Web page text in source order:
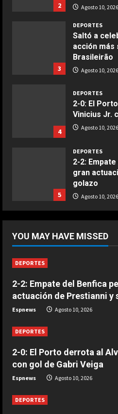
COCINA
aire
COCINA
Buñuelos
5
COCINA
Ternera
2 Agosto 10, 2026
3
DEPORTES
Saltó a
acción
Brasileirão
Agosto 10, 2026
4
DEPORTES
2-0: El
Vinicius Jr.
Agosto 10, 2026
5
DEPORTES
2-2:
gran
golazo
Agosto 10, 2026
doblegan al
Emirates
El Ajax de
estreno
como mejor
3
Saltó a
acción más
Brasileirão
YOU MAY HAVE MISSED
DEPORTES
2-2: Empate del Benfica
actuación de Prestianni y
Espnews Agosto 10, 2026
DEPORTES
2-0: El Porto derrota al
con gol de Gabri Veiga
Espnews Agosto 10, 2026
DEPORTES